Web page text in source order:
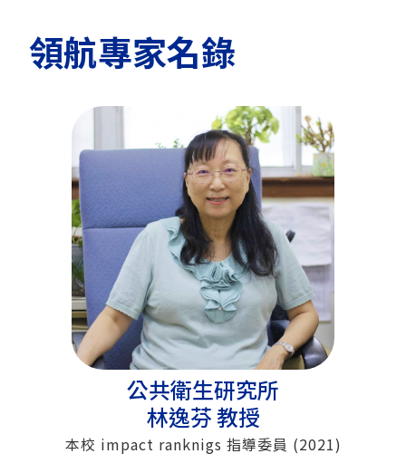
領航專家名錄
公共衛生研究所
林逸芬 教授
本校 impact ranknigs 指導委員 (2021)